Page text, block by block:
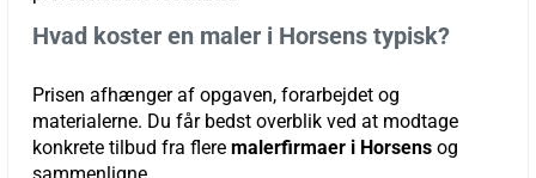
Hvad koster en maler i Horsens typisk?
Prisen afhænger af opgaven, forarbejdet og
materialerne. Du får bedst overblik ved at modtage
konkrete tilbud fra flere malerfirmaer i Horsens og